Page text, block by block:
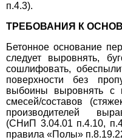
п.4.3).
ТРЕБОВАНИЯ К
Бетонное основание
следует выровнять,
сошлифовать,
поверхности без
выбоины выровнять с
смесей/составов
производителей
(СНиП 3.04.01 п.4.10,
правила «Полы»